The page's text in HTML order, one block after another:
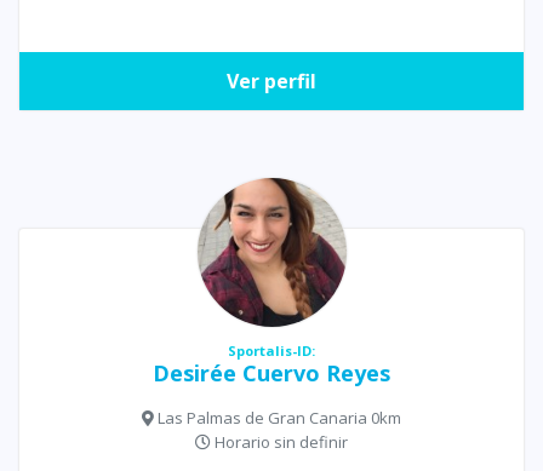
Ver perfil
Sportalis-ID:
Desirée Cuervo Reyes
Las Palmas de Gran Canaria 0km
Horario sin definir